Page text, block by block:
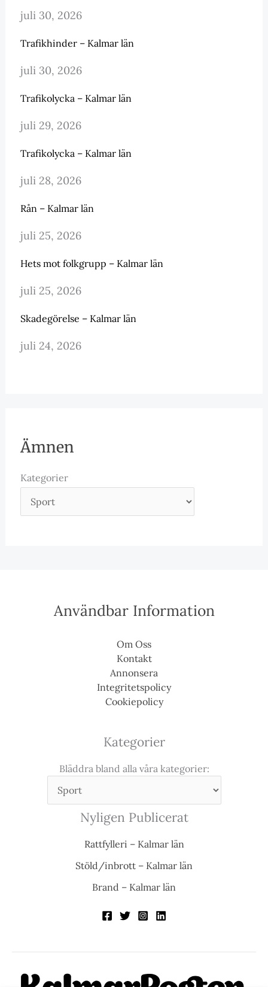
juli 30, 2026
Trafikhinder – Kalmar län
juli 30, 2026
Trafikolycka – Kalmar län
juli 29, 2026
Trafikolycka – Kalmar län
juli 28, 2026
Rån – Kalmar län
juli 25, 2026
Hets mot folkgrupp – Kalmar län
juli 25, 2026
Skadegörelse – Kalmar län
juli 24, 2026
Ämnen
Kategorier
Användbar Information
Om Oss
Kontakt
Annonsera
Integritetspolicy
Cookiepolicy
Kategorier
Bläddra bland alla våra kategorier:
Nyligen Publicerat
Rattfylleri – Kalmar län
Stöld/inbrott – Kalmar län
Brand – Kalmar län